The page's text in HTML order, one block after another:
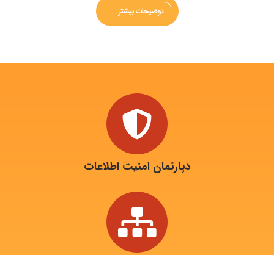
توضیحات بیشتر ...
دپارتمان امنیت اطلاعات